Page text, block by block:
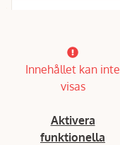
Innehållet kan inte
visas
Aktivera
funktionella